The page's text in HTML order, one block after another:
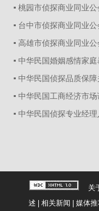
▪ 桃园市侦探商业同业公
▪ 台中市侦探商业同业公
▪ 高雄市侦探商业同业公
▪ 中华民国婚姻感情家
▪ 中华民国侦探品质保
▪ 中华民国工商经济市
▪ 中华民国侦探专业经理
关
述
相关新闻 媒体